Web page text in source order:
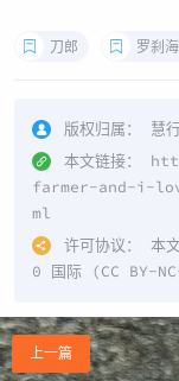
刀郎 罗刹
版权归属：
慧
本文链接：
farmer-and-i-
ml
许可协议：
本
0 国际 (CC BY-
上一篇